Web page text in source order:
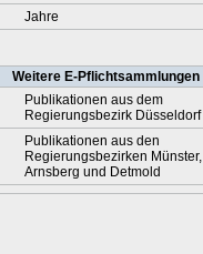
Jahre
Weitere E-Pflichtsammlungen
Publikationen aus dem
Regierungsbezirk Düsseldorf
Publikationen aus den
Regierungsbezirken Münster,
Arnsberg und Detmold